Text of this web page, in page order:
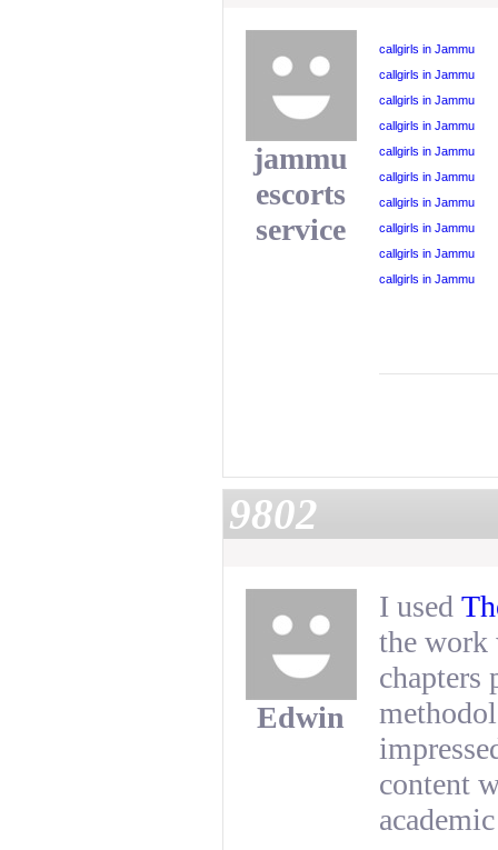
jammu
escorts
service
callgirls in Jammu
callgirls in Jammu
callgirls in Jammu
callgirls in Jammu
callgirls in Jammu
callgirls in Jammu
callgirls in Jammu
callgirls in Jammu
callgirls in Jammu
callgirls in Jammu
9802
Edwin
I used
the work
chapters
content